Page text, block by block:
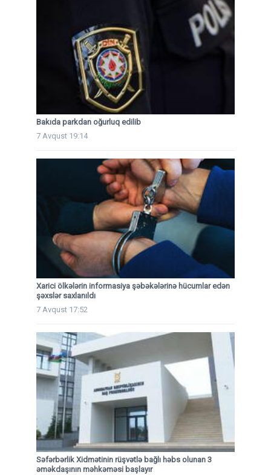
Bakıda parkdan oğurluq edilib
7 Avqust 19:14
Xarici ölkələrin informasiya şəbəkələrinə hücumlar edən
şəxslər saxlanıldı
7 Avqust 17:52
Səfərbərlik Xidmətinin rüşvətlə bağlı həbs olunan 3
əməkdaşının məhkəməsi başlayır